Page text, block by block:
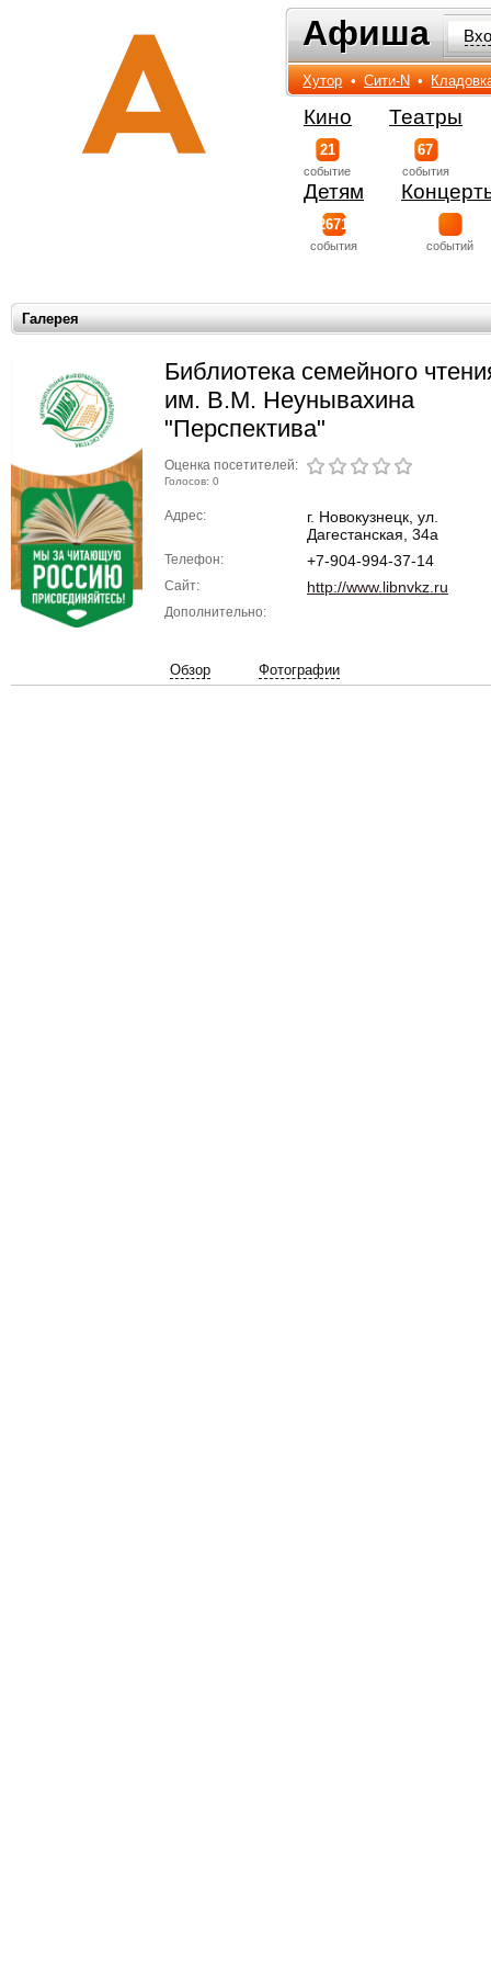
Афиша
Афиша
Хутор • Сити-N •
Кино
21
событиe
Театры
67
события
Детям
2671
события событий
Галерея
Библиотека семейного
им. В.М. Неунывахина
"Перспектива"
Оценка посетителей:
Голосов: 0
Адрес:
г. Новокузнецк, ул.
Дагестанская, 34а
Телефон: +7-904-994-37-14
Сайт: http://www.libnvkz.ru
Дополнительно:
Обзор Фотографии